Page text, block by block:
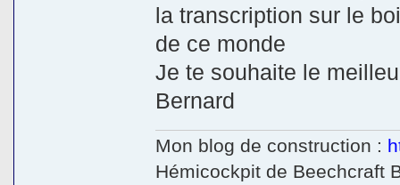
la transcription sur le
de ce monde
Je te souhaite le
Bernard
Mon blog de construction :
Hémicockpit de Beechcraft